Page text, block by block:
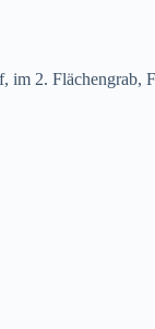
im 2. Flächengrab,